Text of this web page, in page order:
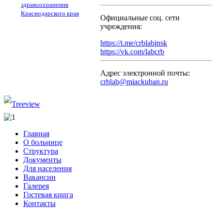
здравоохранения
Краснодарского края
Официальные соц. сети
учреждения:
https://t.me/crblabinsk
https://vk.com/labcrb
Адрес электронной почты:
crblab@miackuban.ru
Главная
О больнице
Структура
Документы
Для населения
Вакансии
Галерея
Гостевая книга
Контакты